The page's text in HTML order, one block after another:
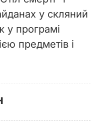
у скляний
у програмі
предметів і